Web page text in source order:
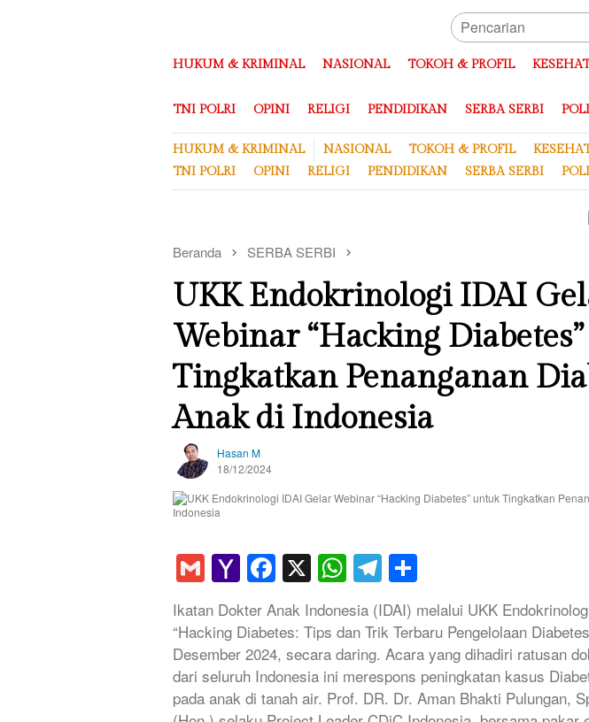
HUKUM & KRIMINAL NASIONAL TOKOH & PROFIL
TNI POLRI OPINI RELIGI PENDIDIKAN SERBA SERBI
HUKUM & KRIMINAL NASIONAL TOKOH & PROFIL
TNI POLRI
OPINI RELIGI PENDIDIKAN SERBA SERBI
Beranda SERBA SERBI
UKK Endokrinologi IDAI
Webinar “Hacking
Tingkatkan Penanganan
Anak di Indonesia
Hasan M
18/12/2024
GmailYahoo
Mail
Facebook
X WhatsApp
Telegram
Ikatan Dokter Anak Indonesia (IDAI) melalui UKK
“Hacking Diabetes: Tips dan Trik Terbaru Pengelolaan
Desember 2024, secara daring. Acara yang dihadiri ratusan
dari seluruh Indonesia ini merespons peningkatan kasus
pada anak di tanah air. Prof. DR. Dr. Aman Bhakti Pulungan,